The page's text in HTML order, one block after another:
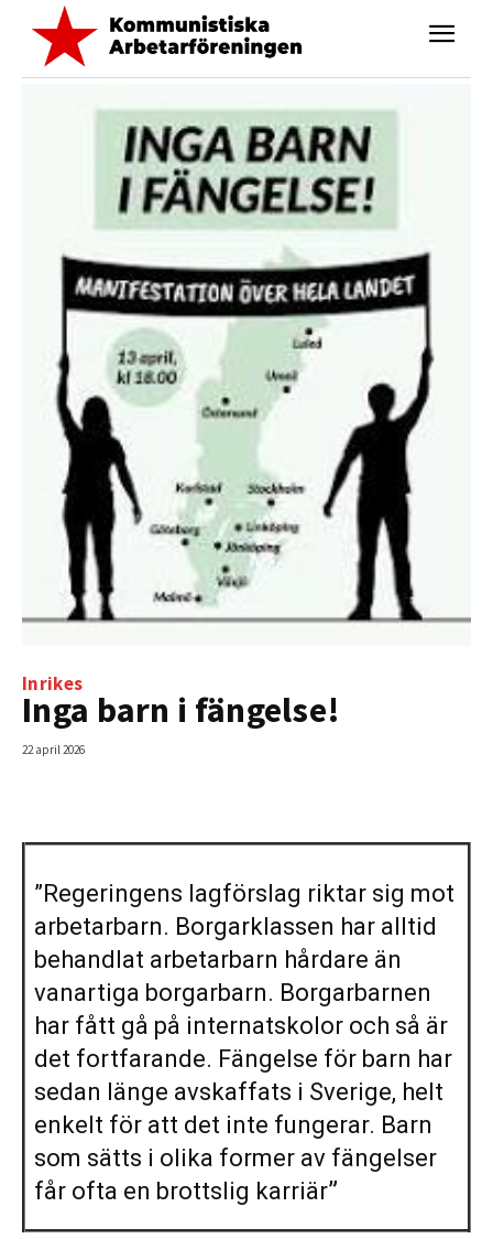
Inrikes
Inga barn i fängelse!
22 april 2026
”Regeringens lagförslag riktar sig mot
arbetarbarn. Borgarklassen har alltid
behandlat arbetarbarn hårdare än
vanartiga borgarbarn. Borgarbarnen
har fått gå på internatskolor och så är
det fortfarande. Fängelse för barn har
sedan länge avskaffats i Sverige, helt
enkelt för att det inte fungerar. Barn
som sätts i olika former av fängelser
får ofta en brottslig karriär”